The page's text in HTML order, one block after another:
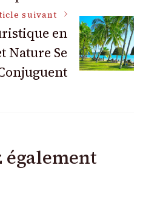
suivant
en
Nature Se